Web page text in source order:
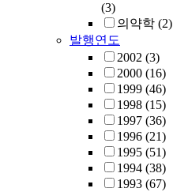
(3)
의약학 (2)
발행연도
2002 (3)
2000 (16)
1999 (46)
1998 (15)
1997 (36)
1996 (21)
1995 (51)
1994 (38)
1993 (67)